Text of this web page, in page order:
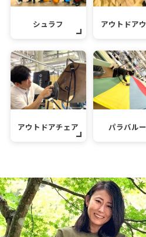
シュラフ アウトドア
アウトドアチェア パラバル